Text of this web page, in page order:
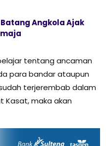
Angkola Ajak
tentang ancaman
para bandar ataupun
terjerembab dalam
Kasat, maka akan